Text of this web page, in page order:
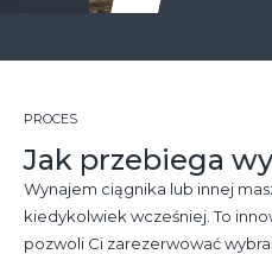
PROCES
Jak przebiega
Wynajem ciągnika lub innej
kiedykolwiek wcześniej. To
pozwoli Ci zarezerwować